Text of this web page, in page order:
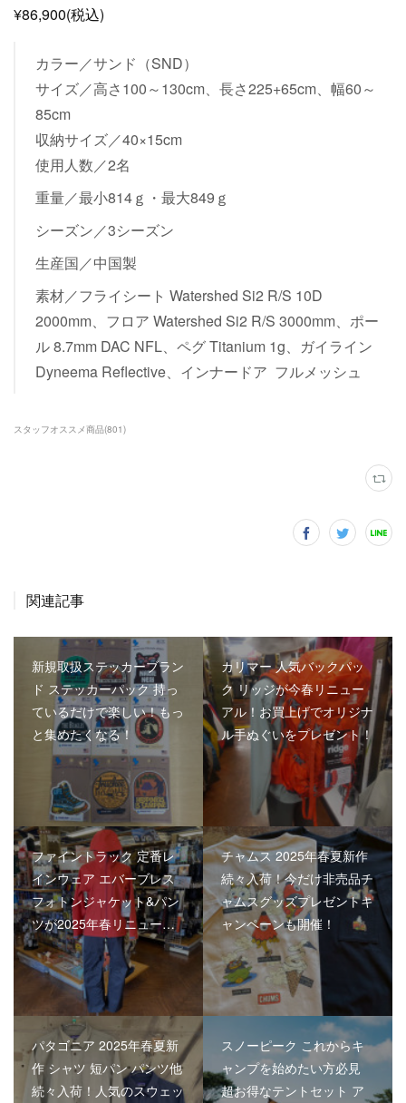
¥86,900(税込)
カラー／サンド（SND）
サイズ／高さ100～130cm、長さ225+65cm、幅60～
85cm
収納サイズ／40×15cm
使用人数／2名
重量／最小814ｇ・最大849ｇ
シーズン／3シーズン
生産国／中国製
素材／フライシート Watershed Si2 R/S 10D
2000mm、フロア Watershed Si2 R/S 3000mm、ポー
ル 8.7mm DAC NFL、ペグ Titanium 1g、ガイライン
Dyneema Reflective、インナードア フルメッシュ
スタッフオススメ商品(801)
関連記事
新規取扱ステッカーブラン
ド ステッカーパック 持っ
ているだけで楽しい！もっ
と集めたくなる！
カリマー 人気バックパッ
ク リッジが今春リニュー
アル！お買上げでオリジナ
ル手ぬぐいをプレゼント！
ファイントラック 定番レ
インウェア エバーブレス
フォトンジャケット&パン
ツが2025年春リニュー…
チャムス 2025年春夏新作
続々入荷！今だけ非売品チ
ャムスグッズプレゼントキ
ャンペーンも開催！
パタゴニア 2025年春夏新
作 シャツ 短パン パンツ他
続々入荷！人気のスウェッ
スノーピーク これからキ
ャンプを始めたい方必見
超お得なテントセット ア